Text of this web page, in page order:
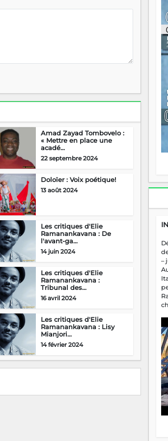
Amad Zayad Tombovelo :
« Mettre en place une
acadé...
22 septembre 2024
Doloïer : Voix poétique!
13 août 2024
Les critiques d'Elie
Ramanankavana : De
l'avant-ga...
14 juin 2024
Les critiques d'Elie
Ramanankavana :
Tribunal des...
16 avril 2024
Les critiques d'Elie
Ramanankavana : Lisy
Mianjori...
14 février 2024
–